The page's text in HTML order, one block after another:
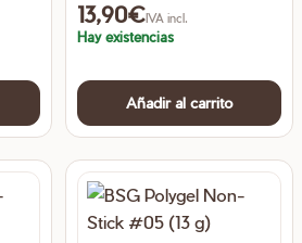
13,90€IVA incl.
Hay existencias
Añadir al carrito